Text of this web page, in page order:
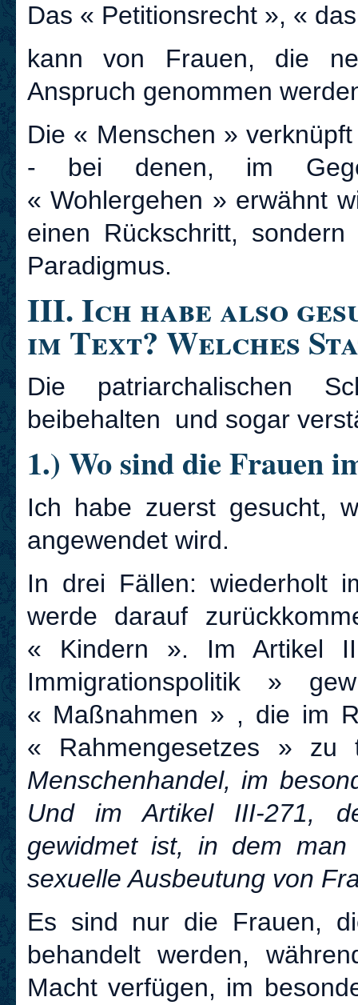
Das « Petitionsrecht », «
kann von Frauen, die
Anspruch genommen
Die « Menschen »
- bei denen, im
« Wohlergehen » erwähnt
einen Rückschritt,
Paradigmus.
III. Ich habe also
im Text? Welches
Die patriarchalischen
beibehalten und sogar
1.) Wo sind die Frauen
Ich habe zuerst gesucht,
angewendet wird.
In drei Fällen: wiederholt
werde darauf
« Kindern ». Im Artikel
Immigrationspolitik »
« Maßnahmen » , die im
« Rahmengesetzes »
Menschenhandel, im
Und im Artikel III-271,
gewidmet ist, in dem
sexuelle Ausbeutung von
Es sind nur die Frauen,
behandelt werden,
Macht verfügen, im